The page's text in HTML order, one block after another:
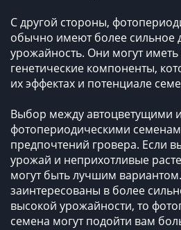
С другой стороны,
обычно имеют более сильное
урожайность. Они могут
генетические компоненты,
их эффектах и потенциале
Выбор между автоцветущими и
фотопериодическими
предпочтений гровера. Если
урожай и неприхотливые
могут быть лучшим
заинтересованы в более
высокой урожайности, то
семена могут подойти вам